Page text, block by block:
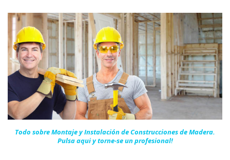
Todo sobre Montaje y Instalación de Construcciones de Madera.
Pulsa aqui y torne-se unprofesional!